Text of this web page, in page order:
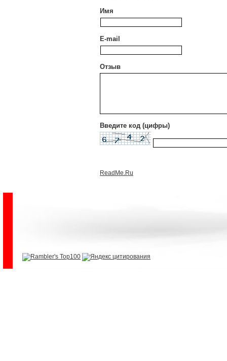
Имя
E-mail
Отзыв
Введите код (цифры)
ReadMe.Ru